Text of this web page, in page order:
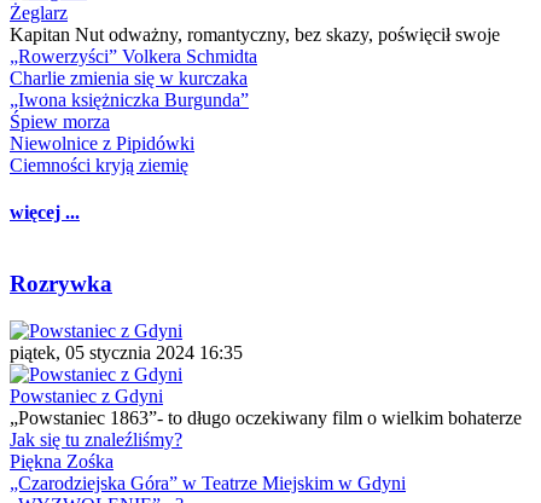
Żeglarz
Kapitan Nut odważny, romantyczny, bez skazy, poświęcił swoje
„Rowerzyści” Volkera Schmidta
Charlie zmienia się w kurczaka
„Iwona księżniczka Burgunda”
Śpiew morza
Niewolnice z Pipidówki
Ciemności kryją ziemię
więcej ...
Rozrywka
piątek, 05 stycznia 2024 16:35
Powstaniec z Gdyni
„Powstaniec 1863”- to długo oczekiwany film o wielkim bohaterze
Jak się tu znaleźliśmy?
Piękna Zośka
„Czarodziejska Góra” w Teatrze Miejskim w Gdyni